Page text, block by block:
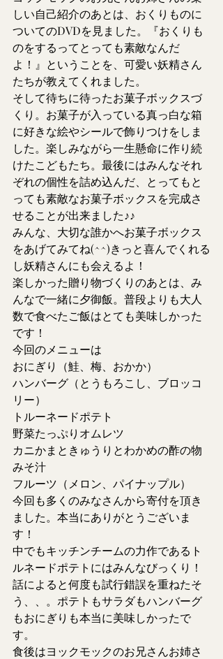
しい自己紹介のあとは、おくりものに
ついてのDVDを見ました。『おくりも
のをするってとっても素敵なんだ
よ！』ということを、可愛い妖精さん
たちが教えてくれました。
そして待ちに待ったお菓子ボックスづ
くり。お菓子が入っている真っ白な箱
に好きな絵やシールで飾りつけをしま
した。楽しみながら一生懸命に作り続
けたこどもたち。最後にはみんなそれ
ぞれの個性を詰め込んだ、とってもと
っても素敵なお菓子ボックスを完成さ
せることが出来ました♪♪
みんな、大切な誰かへお菓子ボックス
をあげてみてね(^^)きっと喜んでくれる
し妖精さんにも会えるよ！
楽しかった贈り物づくりのあとは、み
んなで一緒に夕御飯。普段よりも大人
数で食べたご飯はとても美味しかった
です！
今回のメニューは
おにぎり（鮭、梅、おかか）
ハンバーグ（とうもろこし、ブロッコ
リー）
トルーネードポテト
野菜たっぷりオムレツ
カニかまときゅうりとわかめの酢の物
みそ汁
フルーツ（メロン、パイナップル）
今回も多くのみなさんから寄付を頂き
ました。本当にありがとうございま
す！
中でもキッチンチームの力作であるト
ルネードポテトにはみんなびっくり！
話によると何度も試行錯誤を重ねたそ
う、、。ポテトもサラダもハンバーグ
もおにぎりも本当に美味しかったで
す。
食後はヨックモックのお兄さんお姉さ